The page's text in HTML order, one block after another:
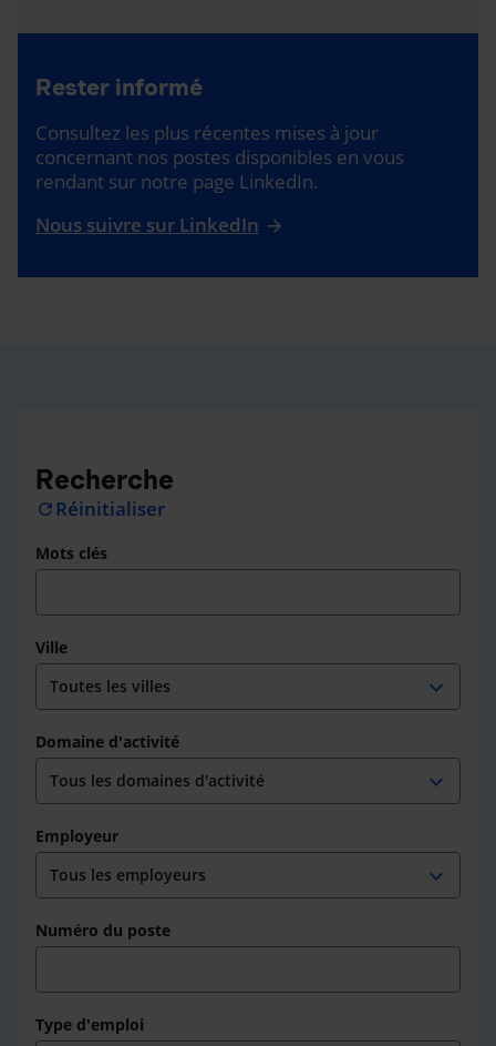
Rester informé
Consultez les plus récentes mises à jour
concernant nos postes disponibles en vous
rendant sur notre page LinkedIn.
Nous suivre sur LinkedIn
Recherche
refresh Réinitialiser
Mots clés
Ville
expand_more
Domaine d'activité
expand_more
Employeur
expand_more
Numéro du poste
Type d'emploi